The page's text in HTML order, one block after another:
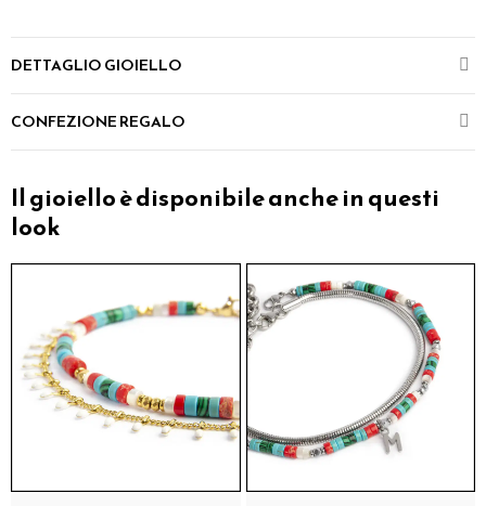
DETTAGLIO GIOIELLO
CONFEZIONE REGALO
Il gioiello è disponibile anche in questi
look